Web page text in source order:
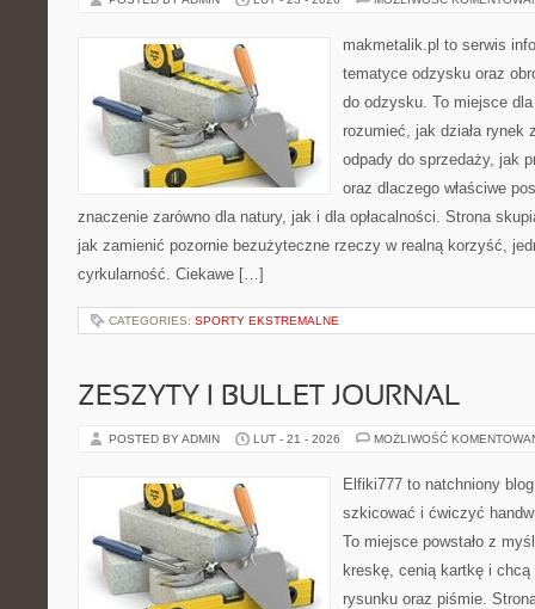
makmetalik.pl to serwis
tematyce odzysku oraz
do odzysku. To miejsce
rozumieć, jak działa rynek
odpady do sprzedaży, jak
oraz dlaczego właściwe
znaczenie zarówno dla natury, jak i dla opłacalności. Strona
jak zamienić pozornie bezużyteczne rzeczy w realną korzyść,
cyrkularność. Ciekawe […]
CATEGORIES: SPORTY EKSTREMALNE
ZESZYTY I BULLET JOURNAL
POSTED BY ADMIN LUT - 21 - 2026 MOŻLIWOŚĆ
Elfiki777 to natchniony
szkicować i ćwiczyć
To miejsce powstało z
kreskę, cenią kartkę i chcą
rysunku oraz piśmie.